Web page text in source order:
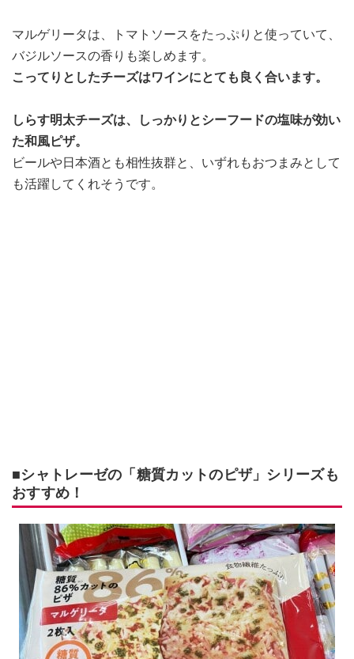
マルゲリータは、トマトソースをたっぷりと使っていて、
バジルソースの香りも楽しめます。
こってりとしたチーズはワインにとても良く合います。
しらす明太チーズは、しっかりとシーフードの塩味が効い
た和風ピザ。
ビールや日本酒とも相性抜群と、いずれもおつまみとして
も活躍してくれそうです。
■シャトレーゼの「糖質カットのピザ」シリーズも
おすすめ！